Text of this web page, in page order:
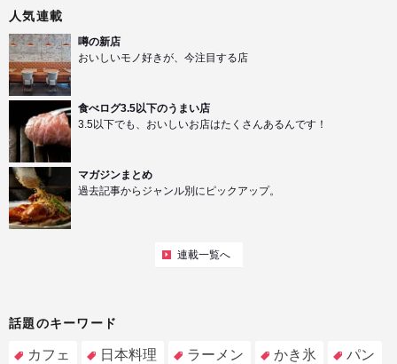
人気連載
噂の新店
おいしいモノ好きが、今注目する店
食べログ3.5以下のうまい店
3.5以下でも、おいしいお店はたくさんあるんです！
マガジンまとめ
過去記事からジャンル別にピックアップ。
連載一覧へ
話題のキーワード
カフェ 日本料理 ラーメン かき氷 パン